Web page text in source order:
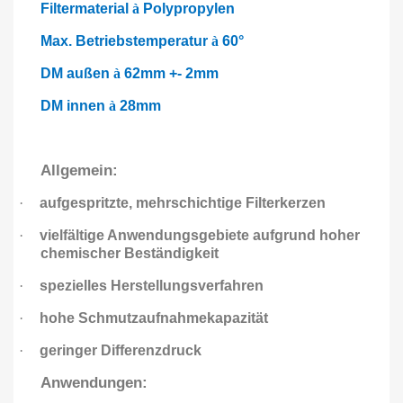
Filtermaterial à Polypropylen
Max. Betriebstemperatur à 60°
DM außen à 62mm +- 2mm
DM innen à 28mm
Allgemein:
· aufgespritzte, mehrschichtige Filterkerzen
·
vielfältige Anwendungsgebiete aufgrund hoher
chemischer Beständigkeit
· spezielles Herstellungsverfahren
· hohe Schmutzaufnahmekapazität
· geringer Differenzdruck
Anwendungen: